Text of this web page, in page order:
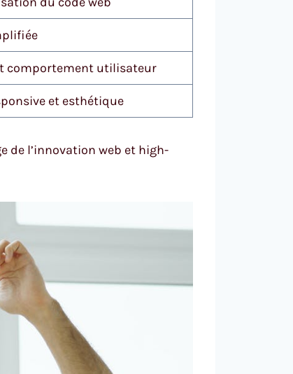
comportement utilisateur
et esthétique
de l’innovation web et high-